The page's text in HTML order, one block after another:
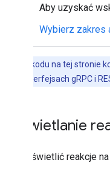
Aby uzyskać
Wybierz zakres
kodu na tej stronie
o interfejsach gRPC i
Wyświetlanie
Aby wyświetlić reakcje